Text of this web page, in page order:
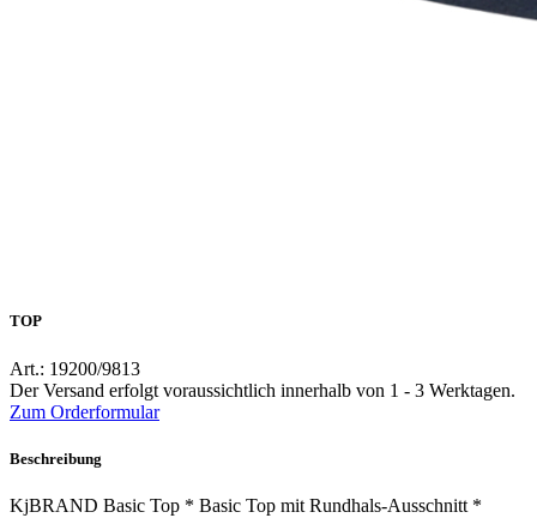
TOP
Art.: 19200/9813
Der Versand erfolgt voraussichtlich innerhalb von 1 - 3 Werktagen.
Zum Orderformular
Beschreibung
KjBRAND Basic Top * Basic Top mit Rundhals-Ausschnitt *